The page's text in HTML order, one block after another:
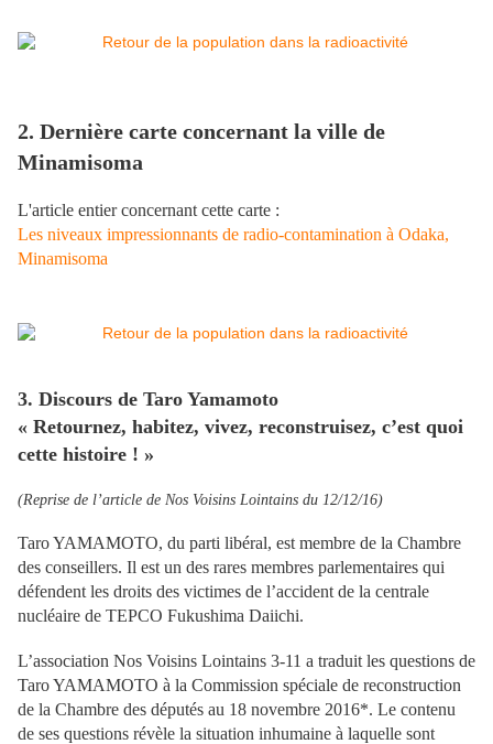
2. Dernière carte concernant la ville de
Minamisoma
L'article entier concernant cette carte :
Les niveaux impressionnants de radio-contamination à Odaka,
Minamisoma
3. Discours de Taro Yamamoto
« Retournez, habitez, vivez, reconstruisez, c’est quoi
cette histoire ! »
(Reprise de l’article de Nos Voisins Lointains du 12/12/16)
Taro YAMAMOTO, du parti libéral, est membre de la Chambre
des conseillers. Il est un des rares membres parlementaires qui
défendent les droits des victimes de l’accident de la centrale
nucléaire de TEPCO Fukushima Daiichi.
L’association Nos Voisins Lointains 3-11 a traduit les questions de
Taro YAMAMOTO à la Commission spéciale de reconstruction
de la Chambre des députés au 18 novembre 2016*. Le contenu
de ses questions révèle la situation inhumaine à laquelle sont